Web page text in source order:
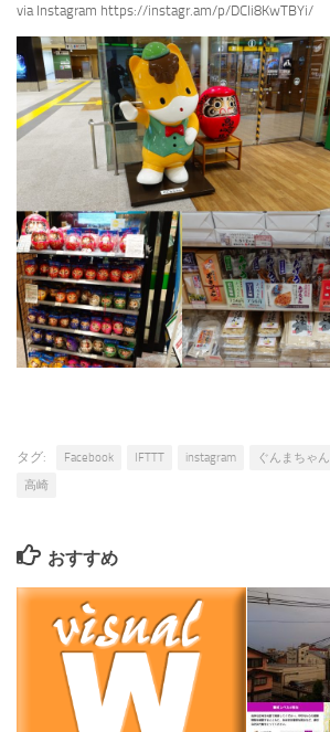
via Instagram https://instagr.am/p/DCli8KwTBYi/
タグ: Facebook IFTTT instagram ぐんまちゃん
高崎
おすすめ